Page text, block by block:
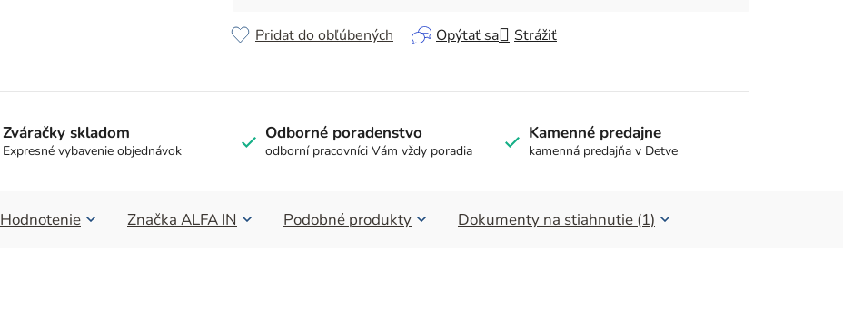
Opýtať sa Strážiť
Pridať do obľúbených
Zváračky skladom
Expresné vybavenie objednávok
Odborné poradenstvo
odborní pracovníci Vám vždy poradia
Kamenné predajne
kamenná predajňa v Detve
Podobné produkty Dokumenty na stiahnutie (1)
Hodnotenie Značka ALFA IN